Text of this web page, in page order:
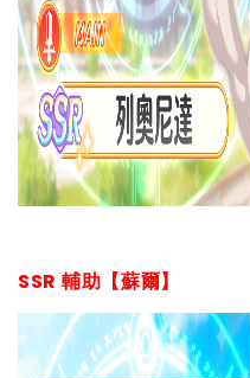
SSR 輔助【蘇爾】